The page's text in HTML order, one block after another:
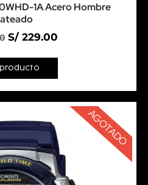
1A Acero Hombre
S/229.00
producto
AGOTADO